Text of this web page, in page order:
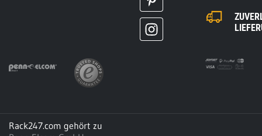
Rack247.com gehört zu